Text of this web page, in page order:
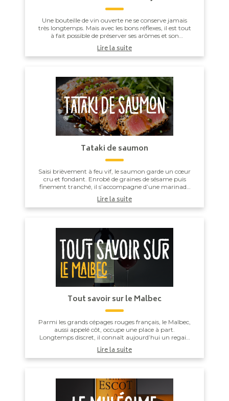
Une bouteille de vin ouverte ne se conserve jamais
très longtemps. Mais avec les bons réflexes, il est tout
à fait possible de préserver ses arômes et son
équilibre pendant quelques jours. Voici ...
Lire la suite
Tataki de saumon
Saisi brièvement à feu vif, le saumon garde un cœur
cru et fondant. Enrobé de graines de sésame puis
finement tranché, il s’accompagne d’une marinade
Lire la suite
Tout savoir sur le Malbec
Parmi les grands cépages rouges français, le Malbec,
aussi appelé côt, occupe une place à part.
Longtemps discret, il connaît aujourd’hui un regain
d’intérêt, porté à la fois par son ancrage hist...
Lire la suite